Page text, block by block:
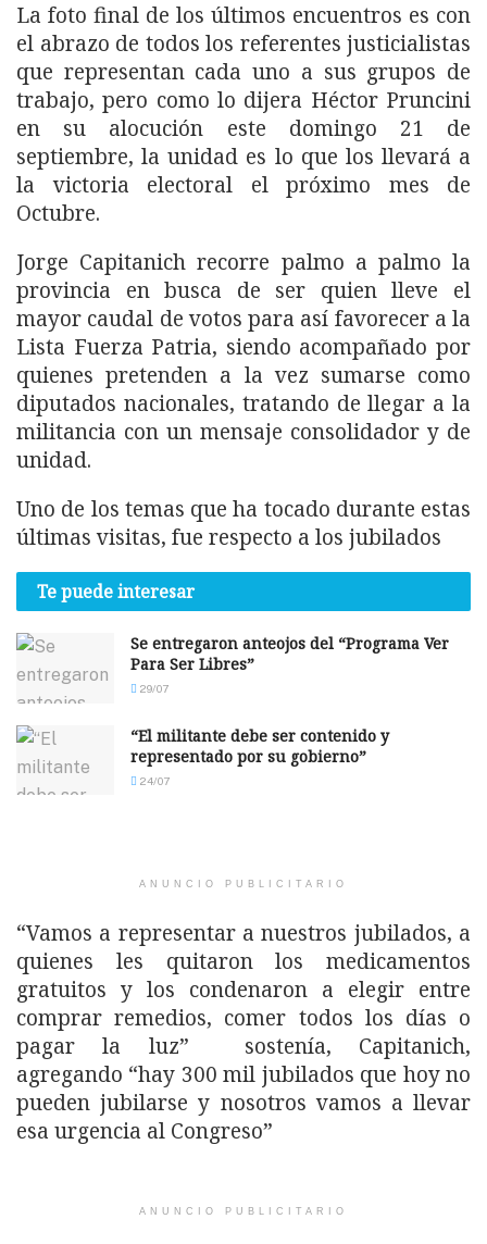
La foto final de los últimos encuentros es con
el abrazo de todos los referentes justicialistas
que representan cada uno a sus grupos de
trabajo, pero como lo dijera Héctor Pruncini
en su alocución este domingo 21 de
septiembre, la unidad es lo que los llevará a
la victoria electoral el próximo mes de
Octubre.
Jorge Capitanich recorre palmo a palmo la
provincia en busca de ser quien lleve el
mayor caudal de votos para así favorecer a la
Lista Fuerza Patria, siendo acompañado por
quienes pretenden a la vez sumarse como
diputados nacionales, tratando de llegar a la
militancia con un mensaje consolidador y de
unidad.
Uno de los temas que ha tocado durante estas
últimas visitas, fue respecto a los jubilados
Te puede interesar
Se entregaron anteojos del “Programa Ver
Para Ser Libres”
29/07
“El militante debe ser contenido y
representado por su gobierno”
24/07
ANUNCIO PUBLICITARIO
“Vamos a representar a nuestros jubilados, a
quienes les quitaron los medicamentos
gratuitos y los condenaron a elegir entre
comprar remedios, comer todos los días o
pagar la luz” sostenía, Capitanich,
agregando “hay 300 mil jubilados que hoy no
pueden jubilarse y nosotros vamos a llevar
esa urgencia al Congreso”
ANUNCIO PUBLICITARIO